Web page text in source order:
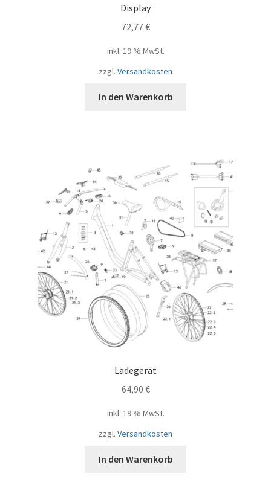
Display
72,77€
inkl. 19 % MwSt.
zzgl. Versandkosten
In den Warenkorb
Ladegerät
64,90 €
inkl. 19 % MwSt.
zzgl. Versandkosten
In den Warenkorb